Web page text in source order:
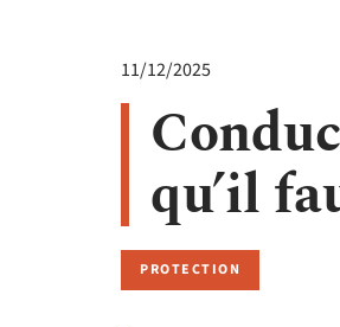
11/12/2025
qu’il
PROTECTION